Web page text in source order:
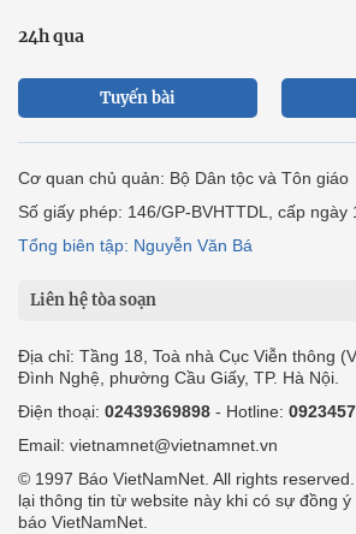
24h qua
Tuyến bài
Cơ quan chủ quản: Bộ Dân tộc và Tôn giáo
Số giấy phép: 146/GP-BVHTTDL, cấp ngày
Tổng biên tập: Nguyễn Văn Bá
Liên hệ tòa soạn
Địa chỉ: Tầng 18, Toà nhà Cục Viễn thông
Đình Nghệ, phường Cầu Giấy, TP. Hà Nội.
Điện thoại: 02439369898 - Hotline:
Email: vietnamnet@vietnamnet.vn
© 1997 Báo VietNamNet. All rights
lại thông tin từ website này khi có sự đồng
báo VietNamNet.